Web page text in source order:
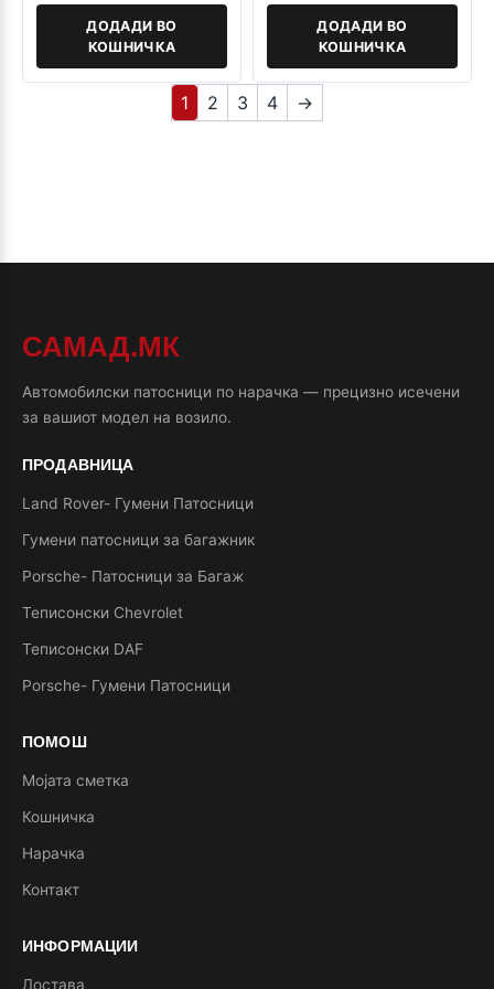
ДОДАДИ ВО
КОШНИЧКА
ДОДАДИ ВО
КОШНИЧКА
1 2 3 4 →
САМАД.МК
Автомобилски патосници по нарачка — прецизно исечени
за вашиот модел на возило.
ПРОДАВНИЦА
Land Rover- Гумени Патосници
Гумени патосници за багажник
Porsche- Патосници за Багаж
Теписонски Chevrolet
Теписонски DAF
Porsche- Гумени Патосници
ПОМОШ
Мојата сметка
Кошничка
Нарачка
Контакт
ИНФОРМАЦИИ
Достава